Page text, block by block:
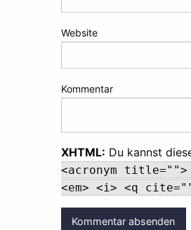
Website
Kommentar
XHTML: Du kannst
<acronym title="">
<em> <i> <q